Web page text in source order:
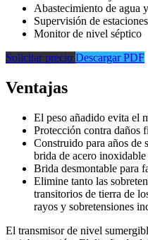
Abastecimiento de agua
Supervisión de
Monitor de nivel séptico
Solicitar precio Descargar PDF
Ventajas
El peso añadido evita el
Protección contra daños
Construido para años de
brida de acero
Brida desmontable para
Elimine tanto las
transitorios de tierra de
rayos y sobretensiones
El transmisor de nivel